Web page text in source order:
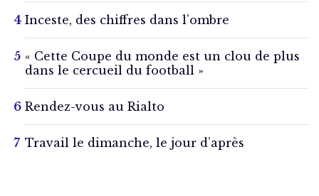
Inceste, des chiffres dans l’ombre
« Cette Coupe du monde est un clou de plus
dans le cercueil du football »
Rendez-vous au Rialto
Travail le dimanche, le jour d’après